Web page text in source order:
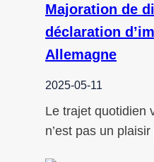
Majoration de
déclaration
Allemagne
2025-05-11
Le trajet quotidien
n’est pas un